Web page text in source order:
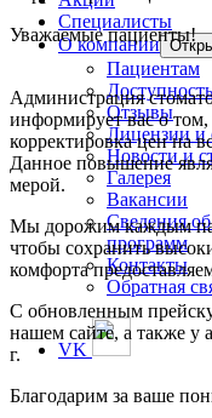
Специалисты
О компании
Пациентам
Отзывы
Лицензии и
Новости и
Галерея
Вакансии
Сведения
программ
Контакты
Обратная
VK
Уважаемые пациенты!
Администрация
информирует вас о том,
корректировка цен на
Данное повышение
мерой.
Мы дорожим каждым
чтобы сохранить
комфорта
С обновленным
нашем сайте, а также у
г.
Благодарим за ваше